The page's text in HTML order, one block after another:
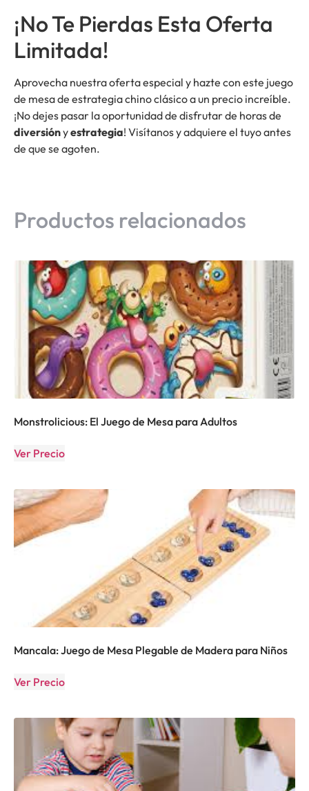
¡No Te Pierdas Esta Oferta
Limitada!
Aprovecha nuestra oferta especial y hazte con este juego
de mesa de estrategia chino clásico a un precio increíble.
¡No dejes pasar la oportunidad de disfrutar de horas de
diversiónyestrategia! Visítanos y adquiere el tuyo antes
de que se agoten.
Productos relacionados
Monstrolicious: El Juego de Mesa para Adultos
Ver Precio
Mancala: Juego de Mesa Plegable de Madera para Niños
Ver Precio